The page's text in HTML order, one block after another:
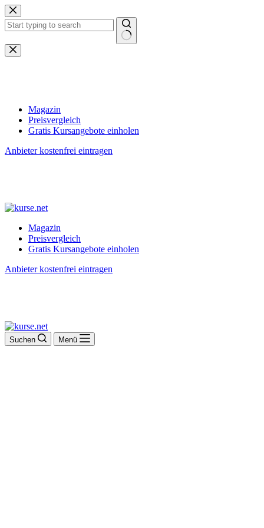
Zum
Inhalt
springen
Keine
Ergebnisse
Magazin
Preisvergleich
Gratis Kursangebote einholen
Anbieter kostenfrei eintragen
Magazin
Preisvergleich
Gratis Kursangebote einholen
Anbieter kostenfrei eintragen
Suchen Menü